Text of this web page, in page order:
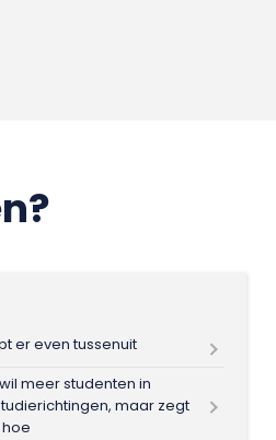
er even tussenuit
meer studenten in
maar zegt